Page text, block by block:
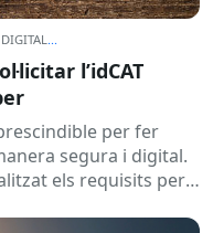
l’idCAT
per fer
segura i digital.
els requisits per